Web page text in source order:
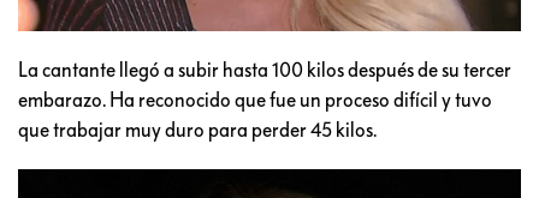
La cantante llegó a subir hasta 100 kilos después de su tercer
embarazo. Ha reconocido que fue un proceso difícil y tuvo
que trabajar muy duro para perder 45 kilos.